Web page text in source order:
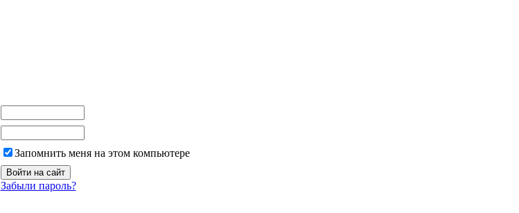
Запомнить меня на этом компьютере
Забыли пароль?